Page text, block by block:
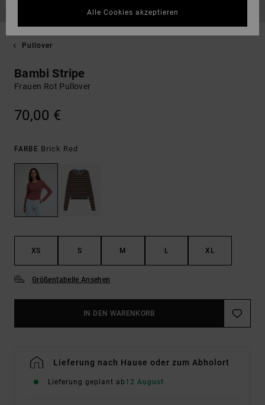
Pullover
Bambi Stripe
Frauen Rot Pullover
70,00 €
FARBE Brick Red
XS S M L XL
Größentabelle Ansehen
IN DEN WARENKORB
Lieferung nach Hause oder zum Abholort
Lieferung geplant ab 12 August
Alle Cookies akzeptieren